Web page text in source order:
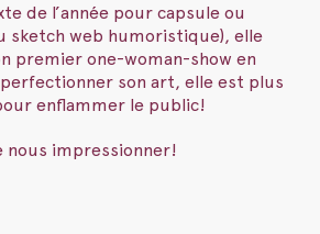
de l’année pour capsule ou
sketch web humoristique), elle
premier one-woman-show en
perfectionner son art, elle est plus
enflammer le public!
nous impressionner!